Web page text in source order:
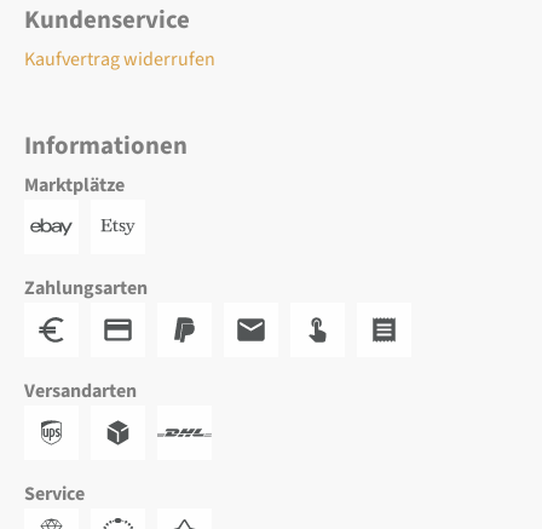
Kundenservice
Kaufvertrag widerrufen
Informationen
Marktplätze
Zahlungsarten
Versandarten
Service